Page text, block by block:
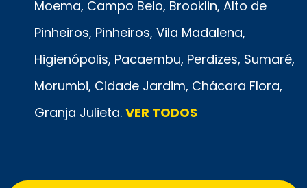
Moema, Campo Belo, Brooklin, Alto de
Pinheiros, Pinheiros, Vila Madalena,
Higienópolis, Pacaembu, Perdizes, Sumaré,
Morumbi, Cidade Jardim, Chácara Flora,
Granja Julieta. VER TODOS